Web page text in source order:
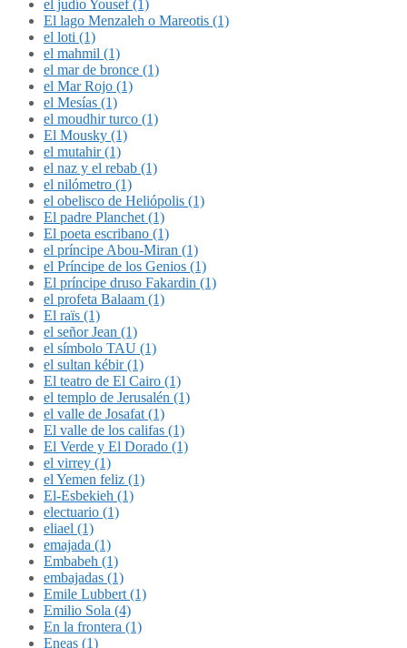
el judío Yousef (1)
El lago Menzaleh o Mareotis (1)
el loti (1)
el mahmil (1)
el mar de bronce (1)
el Mar Rojo (1)
el Mesías (1)
el moudhir turco (1)
El Mousky (1)
el mutahir (1)
el naz y el rebab (1)
el nilómetro (1)
el obelisco de Heliópolis (1)
El padre Planchet (1)
El poeta escribano (1)
el príncipe Abou-Miran (1)
el Príncipe de los Genios (1)
El príncipe druso Fakardin (1)
el profeta Balaam (1)
El raïs (1)
el señor Jean (1)
el símbolo TAU (1)
el sultan kébir (1)
El teatro de El Cairo (1)
el templo de Jerusalén (1)
el valle de Josafat (1)
El valle de los califas (1)
El Verde y El Dorado (1)
el virrey (1)
el Yemen feliz (1)
El-Esbekieh (1)
electuario (1)
eliael (1)
emajada (1)
Embabeh (1)
embajadas (1)
Emile Lubbert (1)
Emilio Sola (4)
En la frontera (1)
Eneas (1)